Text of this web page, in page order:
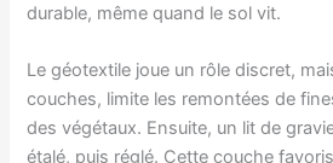
durable, même quand le sol vit.
Le géotextile joue un rôle discret,
couches, limite les remontées de
des végétaux. Ensuite, un lit de
étalé, puis réglé. Cette couche